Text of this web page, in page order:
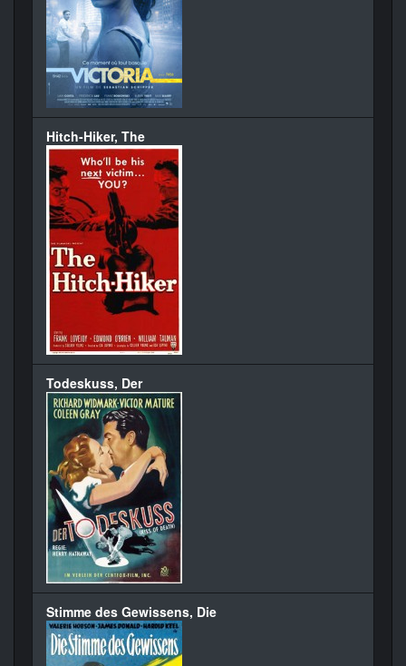
Hitch-Hiker, The
Todeskuss, Der
Stimme des Gewissens, Die